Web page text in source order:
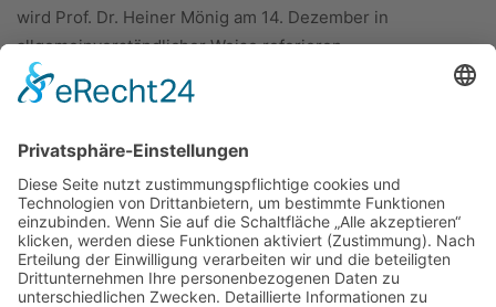
wird Prof. Dr. Heiner Mönig am 14. Dezember in
allgemeinverständlicher Weise referieren.
ÜBER UNS